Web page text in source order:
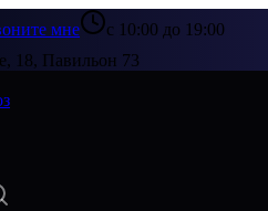
мне
с 10:00 до 19:00
18, Павильон 73